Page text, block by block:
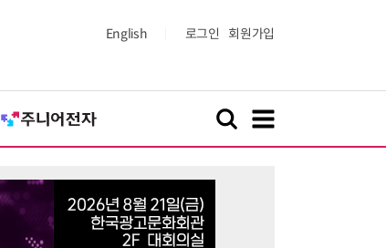
English 로그인 회원가입